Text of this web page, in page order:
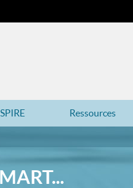
Ressources